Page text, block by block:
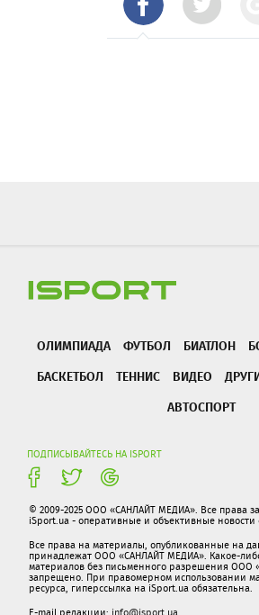
ОЛИМПИАДА ФУТБОЛ БИАТЛОН
БАСКЕТБОЛ
ТЕННИС ВИДЕО
АВТОСПОРТ
ПОДПИСЫВАЙТЕСЬ НА ISPORT
© 2009-2025 ООО «САНЛАЙТ МЕДИА». Все права
iSport.ua - оперативные и объективные новости
Все права на материалы, опубликованные на
принадлежат ООО «САНЛАЙТ МЕДИА». Какое-
материалов без письменного разрешения ООО
запрещено. При правомерном использовании
ресурса, гиперссылка на iSport.ua обязательна.